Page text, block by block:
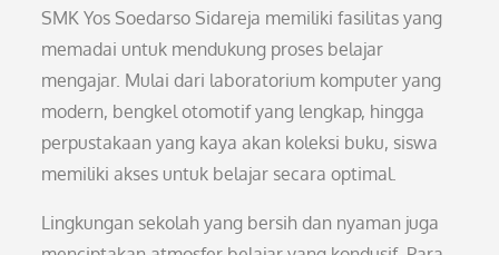
SMK Yos Soedarso Sidareja memiliki fasilitas yang
memadai untuk mendukung proses belajar
mengajar. Mulai dari laboratorium komputer yang
modern, bengkel otomotif yang lengkap, hingga
perpustakaan yang kaya akan koleksi buku, siswa
memiliki akses untuk belajar secara optimal.
Lingkungan sekolah yang bersih dan nyaman juga